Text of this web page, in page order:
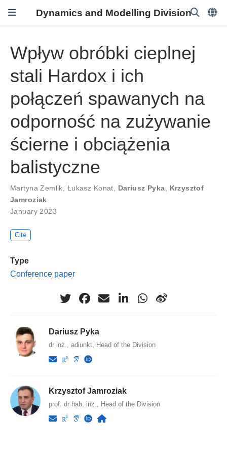
Dynamics and Modelling Division
Wpływ obróbki cieplnej
stali Hardox i ich
połączeń spawanych na
odporność na zużywanie
ścierne i obciążenia
balistyczne
Martyna Zemlik, Łukasz Konat, Dariusz Pyka, Krzysztof
Jamroziak
January 2023
Cite
Type
Conference paper
Dariusz Pyka
dr inż., adiunkt, Head of the Division
Krzysztof Jamroziak
prof. dr hab. inż., Head of the Division